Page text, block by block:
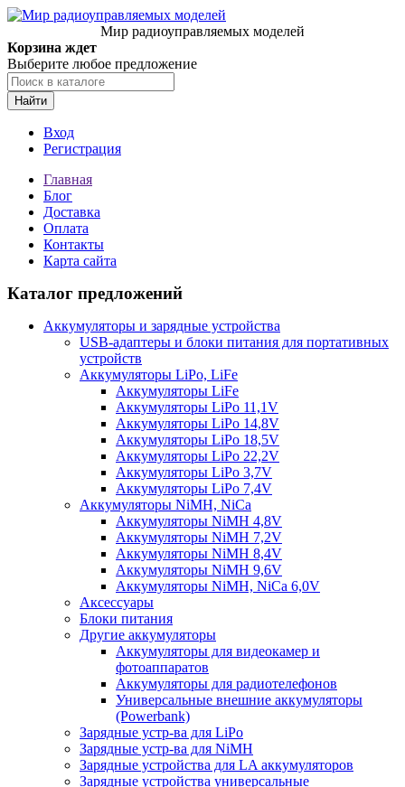
Мир радиоуправляемых моделей
Корзина ждет
Выберите любое предложение
Найти
Вход
Регистрация
Главная
Блог
Доставка
Оплата
Контакты
Карта сайта
Каталог предложений
Аккумуляторы и зарядные устройства
USB-адаптеры и блоки питания для портативных
устройств
Аккумуляторы LiPo, LiFe
Аккумуляторы LiFe
Аккумуляторы LiPo 11,1V
Аккумуляторы LiPo 14,8V
Аккумуляторы LiPo 18,5V
Аккумуляторы LiPo 22,2V
Аккумуляторы LiPo 3,7V
Аккумуляторы LiPo 7,4V
Аккумуляторы NiMH, NiCa
Аккумуляторы NiMH 4,8V
Аккумуляторы NiMH 7,2V
Аккумуляторы NiMH 8,4V
Аккумуляторы NiMH 9,6V
Аккумуляторы NiMH, NiCa 6,0V
Аксессуары
Блоки питания
Другие аккумуляторы
Аккумуляторы для видеокамер и
фотоаппаратов
Аккумуляторы для радиотелефонов
Универсальные внешние аккумуляторы
(Powerbank)
Зарядные устр-ва для LiPo
Зарядные устр-ва для NiMH
Зарядные устройства для LA аккумуляторов
Зарядные устройства универсальные